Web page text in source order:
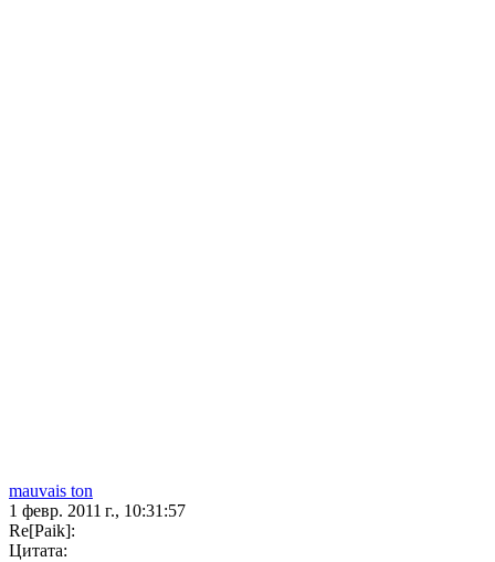
mauvais ton
1 февр. 2011 г., 10:31:57
Re[Paik]:
Цитата: